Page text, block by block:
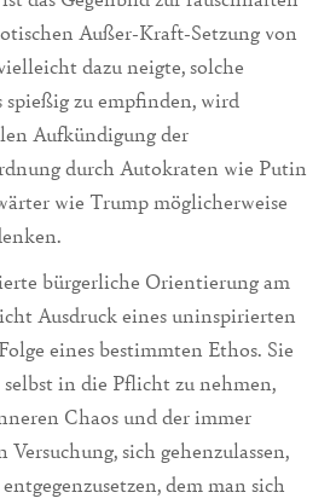
Außer-Kraft-Setzung von
dazu neigte, solche
zu empfinden, wird
Aufkündigung der
durch Autokraten wie Putin
wie Trump möglicherweise
bürgerliche Orientierung am
Ausdruck eines uninspirierten
eines bestimmten Ethos. Sie
in die Pflicht zu nehmen,
Chaos und der immer
sich gehenzulassen,
dem man sich